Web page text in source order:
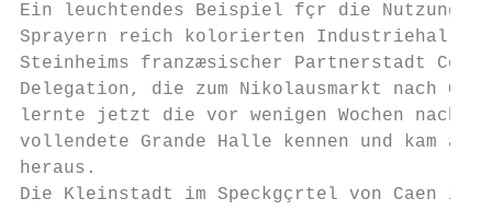
Ein leuchtendes Beispiel fçr die Nutzung
Sprayern reich kolorierten Industriehalle
Steinheims franzæsischer Partnerstadt
Delegation, die zum Nikolausmarkt nach
lernte jetzt die vor wenigen Wochen nach
vollendete Grande Halle kennen und kam
heraus.
Die Kleinstadt im Speckgçrtel von Caen